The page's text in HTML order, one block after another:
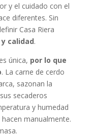
y el cuidado con el
diferentes. Sin
Casa Riera
calidad.
única, por lo que
. La carne de cerdo
sazonan la
secaderos
y humedad
manualmente.